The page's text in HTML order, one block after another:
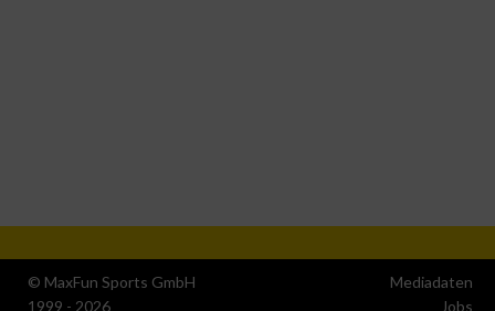
© MaxFun Sports GmbH
1999 - 2026
Mediadaten
Jobs